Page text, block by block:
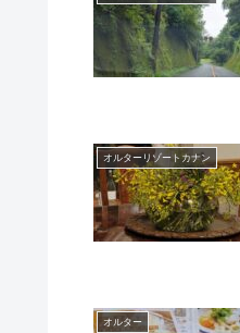
オルターリゾートカナン
オルター